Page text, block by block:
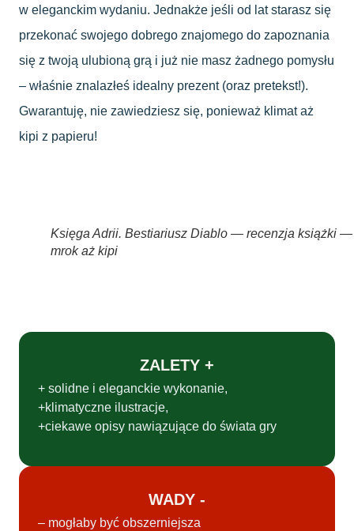
w eleganckim wydaniu. Jednakże jeśli od lat starasz się
przekonać swojego dobrego znajomego do zapoznania
się z twoją ulubioną grą i już nie masz żadnego pomysłu
– właśnie znalazłeś idealny prezent (oraz pretekst!).
Gwarantuję, nie zawiedziesz się, ponieważ klimat aż
kipi z papieru!
Księga Adrii. Bestiariusz Diablo — recenzja książki —
mrok aż kipi
ZALETY +
+ solidne i eleganckie wykonanie,
+klimatyczne ilustracje,
+ciekawe opisy nawiązujące do świata gry
WADY -
– mogłaby być obszerniejsza